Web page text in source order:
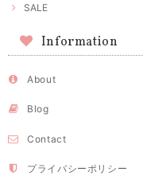
SALE
Information
About
Blog
Contact
プライバシーポリシー